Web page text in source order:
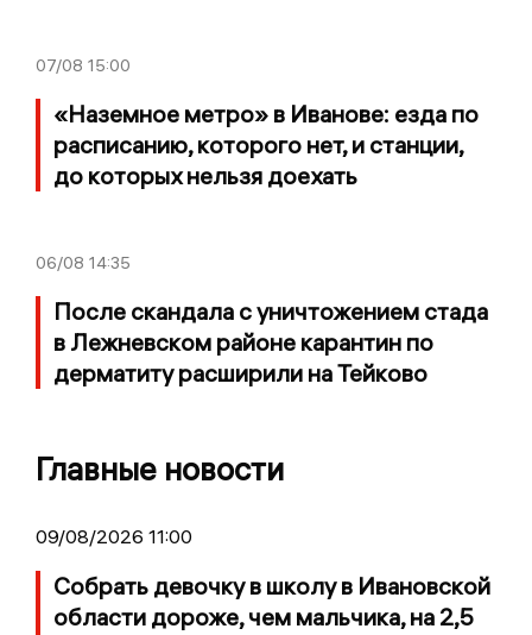
07/08 15:00
«Наземное метро» в Иванове: езда по
расписанию, которого нет, и станции,
до которых нельзя доехать
06/08 14:35
После скандала с уничтожением стада
в Лежневском районе карантин по
дерматиту расширили на Тейково
Главные новости
09/08/2026 11:00
Собрать девочку в школу в Ивановской
области дороже, чем мальчика, на 2,5